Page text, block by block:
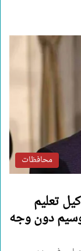
محافظات
تعليم
دون وجه